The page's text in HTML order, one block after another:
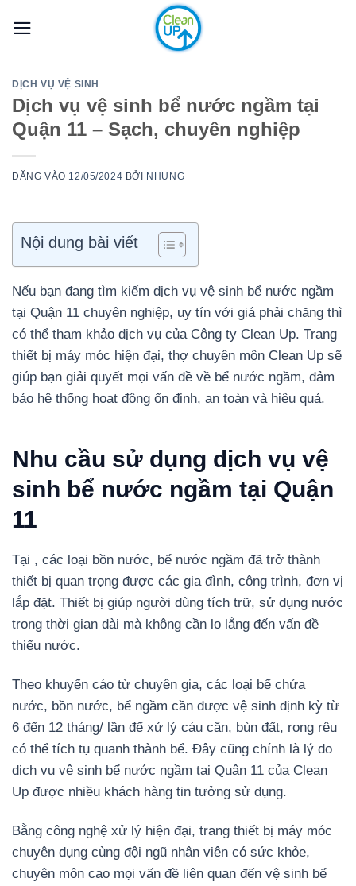
qua
DỊCH VỤ VỆ SINH
Dịch vụ vệ sinh bể nước ngầm tại
Quận 11 – Sạch, chuyên nghiệp
ĐĂNG VÀO 12/05/2024 BỞI NHUNG
Nội dung bài viết
Nếu bạn đang tìm kiếm dịch vụ vệ sinh bể nước ngầm
tại Quận 11 chuyên nghiệp, uy tín với giá phải chăng thì
có thể tham khảo dịch vụ của Công ty Clean Up. Trang
thiết bị máy móc hiện đại, thợ chuyên môn Clean Up sẽ
giúp bạn giải quyết mọi vấn đề về bể nước ngầm, đảm
bảo hệ thống hoạt động ổn định, an toàn và hiệu quả.
Nhu cầu sử dụng dịch vụ vệ
sinh bể nước ngầm tại Quận
11
Tại , các loại bồn nước, bể nước ngầm đã trở thành
thiết bị quan trọng được các gia đình, công trình, đơn vị
lắp đặt. Thiết bị giúp người dùng tích trữ, sử dụng nước
trong thời gian dài mà không cần lo lắng đến vấn đề
thiếu nước.
Theo khuyến cáo từ chuyên gia, các loại bể chứa
nước, bồn nước, bể ngầm cần được vệ sinh định kỳ từ
6 đến 12 tháng/ lần để xử lý cáu cặn, bùn đất, rong rêu
có thể tích tụ quanh thành bể. Đây cũng chính là lý do
dịch vụ vệ sinh bể nước ngầm tại Quận 11 của Clean
Up được nhiều khách hàng tin tưởng sử dụng.
Bằng công nghệ xử lý hiện đại, trang thiết bị máy móc
chuyên dụng cùng đội ngũ nhân viên có sức khỏe,
chuyên môn cao mọi vấn đề liên quan đến vệ sinh bể